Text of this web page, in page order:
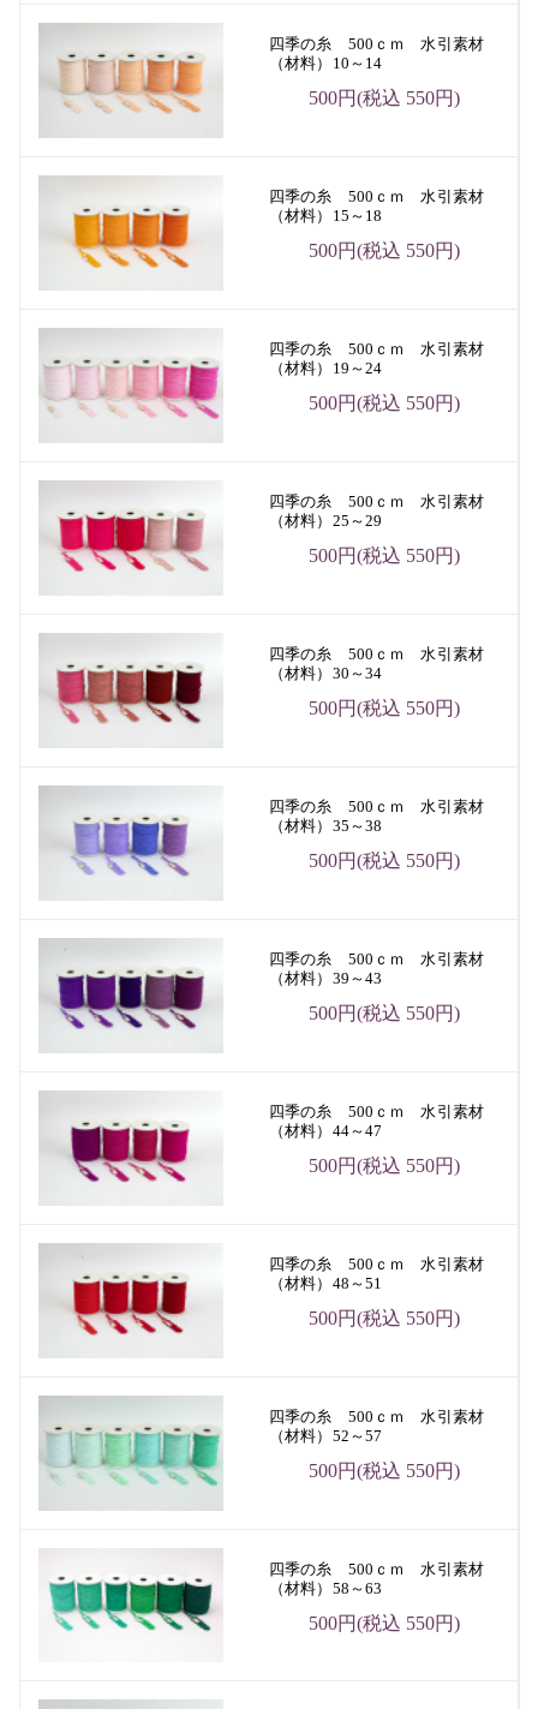
四季の糸 500ｃｍ 水引素材
（材料）10～14
500円(税込 550円)
四季の糸 500ｃｍ 水引素材
（材料）15～18
500円(税込 550円)
四季の糸 500ｃｍ 水引素材
（材料）19～24
500円(税込 550円)
四季の糸 500ｃｍ 水引素材
（材料）25～29
500円(税込 550円)
四季の糸 500ｃｍ 水引素材
（材料）30～34
500円(税込 550円)
四季の糸 500ｃｍ 水引素材
（材料）35～38
500円(税込 550円)
四季の糸 500ｃｍ 水引素材
（材料）39～43
500円(税込 550円)
四季の糸 500ｃｍ 水引素材
（材料）44～47
500円(税込 550円)
四季の糸 500ｃｍ 水引素材
（材料）48～51
500円(税込 550円)
四季の糸 500ｃｍ 水引素材
（材料）52～57
500円(税込 550円)
四季の糸 500ｃｍ 水引素材
（材料）58～63
500円(税込 550円)